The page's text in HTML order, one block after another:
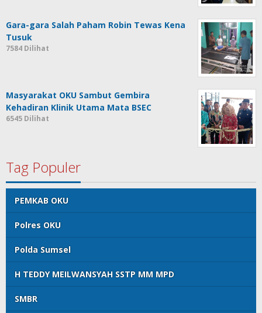
Gara-gara Salah Paham Robin Tewas Kena
Tusuk
7584 Dilihat
Masyarakat OKU Sambut Gembira
Kehadiran Klinik Utama Mata BSEC
6545 Dilihat
Tag Populer
PEMKAB OKU
Polres OKU
Polda Sumsel
H TEDDY MEILWANSYAH SSTP MM MPD
SMBR